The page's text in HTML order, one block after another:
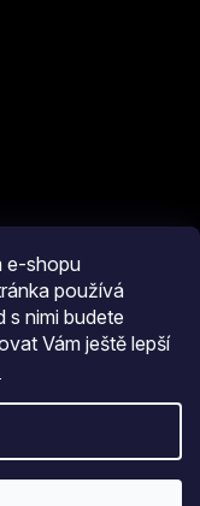
e-shopu
používá
s nimi budete
Vám ještě lepší
informace o
PŘIHLÁSIT